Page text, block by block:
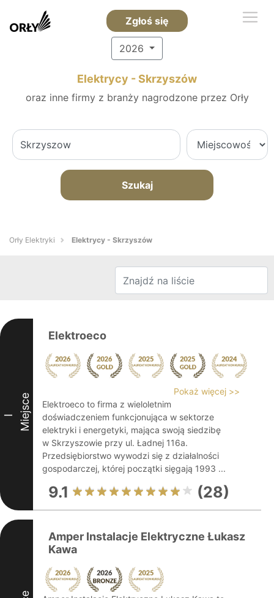
Zgłoś się
2026
Elektrycy - Skrzyszów
oraz inne firmy z branży nagrodzone przez Orły
Szukaj
Orły Elektryki Elektrycy - Skrzyszów
I Miejsce
Elektroeco
Pokaż więcej >>
Elektroeco to firma z wieloletnim
doświadczeniem funkcjonująca w sektorze
elektryki i energetyki, mająca swoją siedzibę
w Skrzyszowie przy ul. Ładnej 116a.
Przedsiębiorstwo wywodzi się z działalności
gospodarczej, której początki sięgają 1993 ...
9.1 (28)
Amper Instalacje Elektryczne Łukasz
Kawa